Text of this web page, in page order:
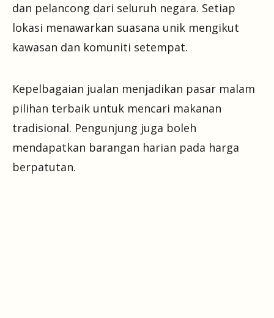
dan pelancong dari seluruh negara. Setiap
lokasi menawarkan suasana unik mengikut
kawasan dan komuniti setempat.
Kepelbagaian jualan menjadikan pasar malam
pilihan terbaik untuk mencari makanan
tradisional. Pengunjung juga boleh
mendapatkan barangan harian pada harga
berpatutan.